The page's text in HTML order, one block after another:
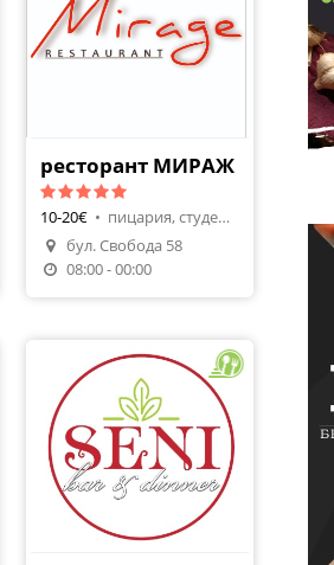
Поръчай Храна
ресторант МИРАЖ
10-20€ •
пицария, студена кухня
бул. Свобода 58
08:00 - 00:00